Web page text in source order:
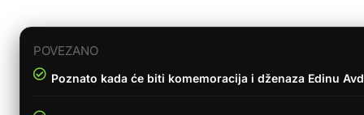
POVEZANO
Poznato kada će biti komemoracija i dženaza Edinu